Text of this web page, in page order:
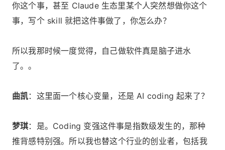
你这个事，甚至 Claude 生态里某个人突然想做你这个
事，写个 skill 就把这件事做了，你怎么办？
所以我那时候一度觉得，自己做软件真是脑子进水
了。。
曲凯：这里面一个核心变量，还是 AI coding 起来了？
梦琪：是。Coding 变强这件事是指数级发生的，那种
推背感特别强。所以我也替这个行业的创业者，包括我